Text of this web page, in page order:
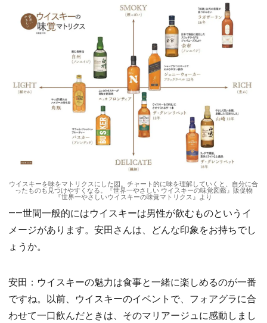
ウイスキーを味をマトリクスにした図。チャート的に味を理解していくと、自分に合
ったものも見つけやすくなる。『世界一やさしい ウイスキーの味覚図鑑』販促物
『世界一やさしいウイスキーの味覚マトリクス』より
――世間一般的にはウイスキーは男性が飲むものというイ
メージがあります。安田さんは、どんな印象をお持ちでし
ょうか。
安田：ウイスキーの魅力は食事と一緒に楽しめるのが一番
ですね。以前、ウイスキーのイベントで、フォアグラに合
わせて一口飲んだときは、そのマリアージュに感動しまし